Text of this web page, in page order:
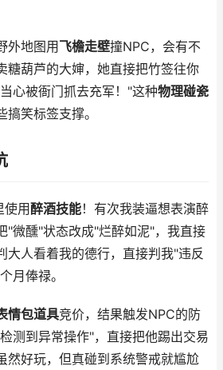
外地图用 飞檐走壁撞NPC，会有不
糖葫芦的大婶，她直接把竹签往你
心被衙门抓去充军！"这种物理碰瓷
笑标签支撑。
用醉酒技能！有次我装逼想表演醉
"微醺"状态改成"烂醉如泥"，我直接
大人看着我的德行，直接判我"违反
月俸禄。
情包道具竞价，结果触发NPC的防
测到异常操作"，直接把他踢出交易
然好玩，但真碰到系统警戒就尴尬